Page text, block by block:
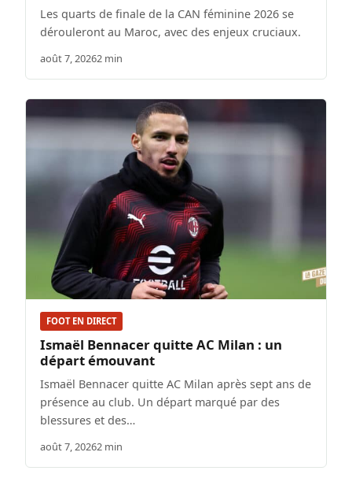
Les quarts de finale de la CAN féminine 2026 se
dérouleront au Maroc, avec des enjeux cruciaux.
août 7, 20262 min
FOOT EN DIRECT
Ismaël Bennacer quitte AC Milan : un
départ émouvant
Ismaël Bennacer quitte AC Milan après sept ans de
présence au club. Un départ marqué par des
blessures et des…
août 7, 20262 min